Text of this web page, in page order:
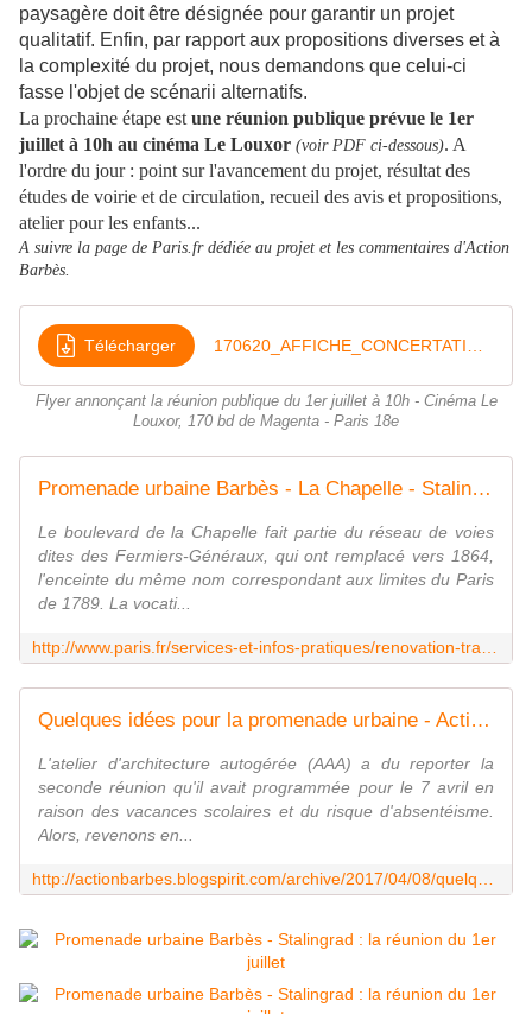
paysagère doit être désignée pour garantir un projet
qualitatif. Enfin, par rapport aux propositions diverses et à
la complexité du projet, nous demandons que celui-ci
fasse l'objet de scénarii alternatifs.
La prochaine étape est une réunion publique prévue le 1er
juillet à 10h au cinéma Le Louxor (voir PDF ci-dessous). A
l'ordre du jour : point sur l'avancement du projet, résultat des
études de voirie et de circulation, recueil des avis et propositions,
atelier pour les enfants...
A suivre la page de Paris.fr dédiée au projet et les commentaires d'Action
Barbès.
Télécharger
Flyer annonçant la réunion publique du 1er juillet à 10h - Cinéma Le
Louxor, 170 bd de Magenta - Paris 18e
Promenade urbaine Barbès - La Chapelle - Stalingrad
Le boulevard de la Chapelle fait partie du réseau de voies
dites des Fermiers-Généraux, qui ont remplacé vers 1864,
l'enceinte du même nom correspondant aux limites du Paris
de 1789. La vocati...
Quelques idées pour la promenade urbaine - Action Barbès
L'atelier d'architecture autogérée (AAA) a du reporter la
seconde réunion qu'il avait programmée pour le 7 avril en
raison des vacances scolaires et du risque d'absentéisme.
Alors, revenons en...